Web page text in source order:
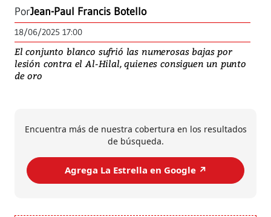
PorJean-Paul Francis Botello
18/06/2025 17:00
El conjunto blanco sufrió las numerosas bajas por
lesión contra el Al-Hilal, quienes consiguen un punto
de oro
Encuentra más de nuestra cobertura en los resultados
de búsqueda.
Agrega La Estrella en Google ↗️